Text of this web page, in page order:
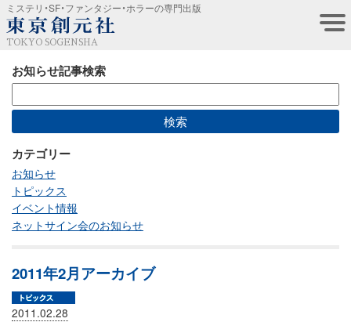
ミステリ・SF・ファンタジー・ホラーの専門出版
TOKYO SOGENSHA
お知らせ記事検索
カテゴリー
お知らせ
トピックス
イベント情報
ネットサイン会のお知らせ
2011年2月アーカイブ
2011.02.28